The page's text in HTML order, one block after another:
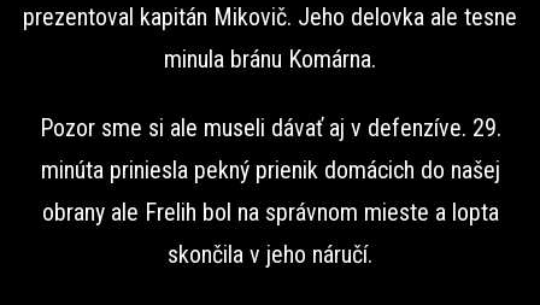
prezentoval kapitán Mikovič. Jeho delovka ale tesne
minula bránu Komárna.
Pozor sme si ale museli dávať aj v defenzíve. 29.
minúta priniesla pekný prienik domácich do našej
obrany ale Frelih bol na správnom mieste a lopta
skončila v jeho náručí.